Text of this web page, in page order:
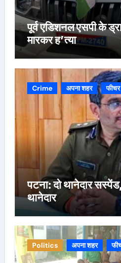
पूर्व एडिशनल एसपी के
मारकर ह’त्या
Crime अपना शहर फीचर
पटना: दो थानेदार
थानेदार
Politics अपना शहर